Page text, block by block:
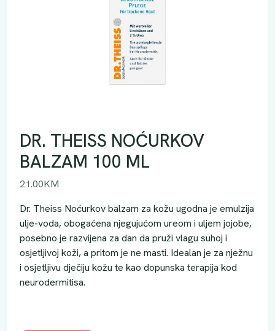
DR. THEISS NOĆURKOV
BALZAM 100 ML
21.00KM
Dr. Theiss Noćurkov balzam za kožu ugodna je emulzija
ulje-voda, obogaćena njegujućom ureom i uljem jojobe,
posebno je razvijena za dan da pruži vlagu suhoj i
osjetljivoj koži, a pritom je ne masti. Idealan je za nježnu
i osjetljivu dječiju kožu te kao dopunska terapija kod
neurodermitisa.